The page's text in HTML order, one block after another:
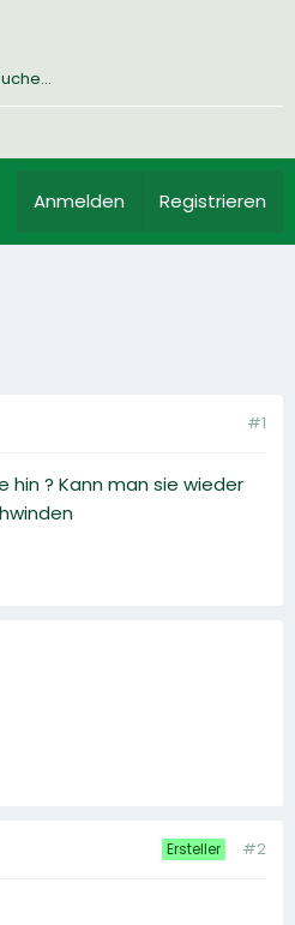
Anmelden Registrieren
#1
? Kann man sie wieder
Ersteller #2